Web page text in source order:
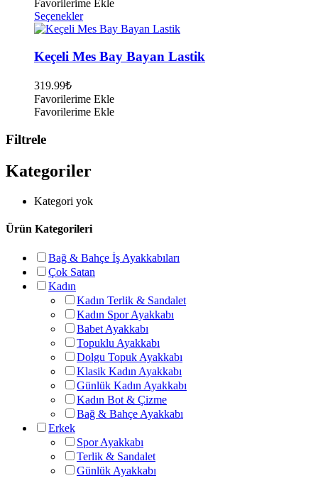
Favorilerime Ekle
SeçeneklerBu
ürünün
fazla
varyasyonu
ürün
sayfasından
Keçeli Mes Bay Bayan Lastik
319.99₺
Favorilerime Ekle
Favorilerime Ekle
Filtrele
Kategoriler
Kategori yok
Ürün Kategorileri
Bağ & Bahçe İş Ayakkabıları
Çok Satan
Kadın
Kadın Terlik & Sandalet
Kadın Spor Ayakkabı
Babet Ayakkabı
Topuklu Ayakkabı
Dolgu Topuk Ayakkabı
Klasik Kadın Ayakkabı
Günlük Kadın Ayakkabı
Kadın Bot & Çizme
Bağ & Bahçe Ayakkabı
Erkek
Spor Ayakkabı
Terlik & Sandalet
Günlük Ayakkabı